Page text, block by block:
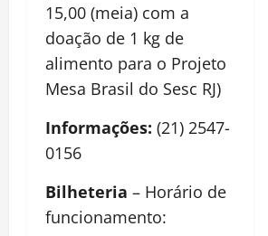
15,00 (meia) com a
doação de 1 kg de
alimento para o Projeto
Mesa Brasil do Sesc RJ)
Informações: (21) 2547-
0156
Bilheteria – Horário de
funcionamento: